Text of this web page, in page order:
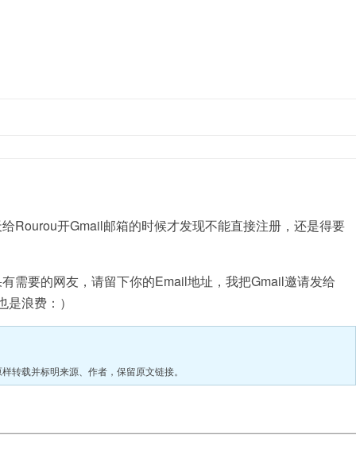
Rourou开Gmail邮箱的时候才发现不能直接注册，还是得要
需要的网友，请留下你的Email地址，我把Gmail邀请发给
浪费：）
转载并标明来源、作者，保留原文链接。